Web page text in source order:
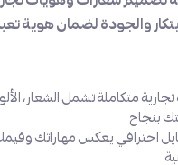
والجودة لضمان هوية تعبر
متكاملة تشمل الشعار، الألوان،
يعكس مهاراتك وقيمك